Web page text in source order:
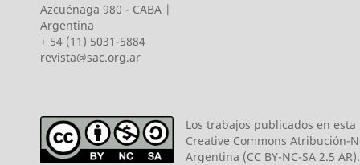
Azcuénaga 980 - CABA |
Argentina
+ 54 (11) 5031-5884
revista@sac.org.ar
Los trabajos publicados en
Creative Commons Atribución-
Argentina (CC BY-NC-SA 2.5 AR).